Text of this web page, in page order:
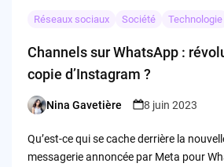
Réseaux sociaux Société Technologie
Channels sur WhatsApp :
copie d’Instagram ?
Posted
Nina Gavetière 8 juin 2023
Qu’est-ce qui se cache derrière la
messagerie annoncée par Meta pour